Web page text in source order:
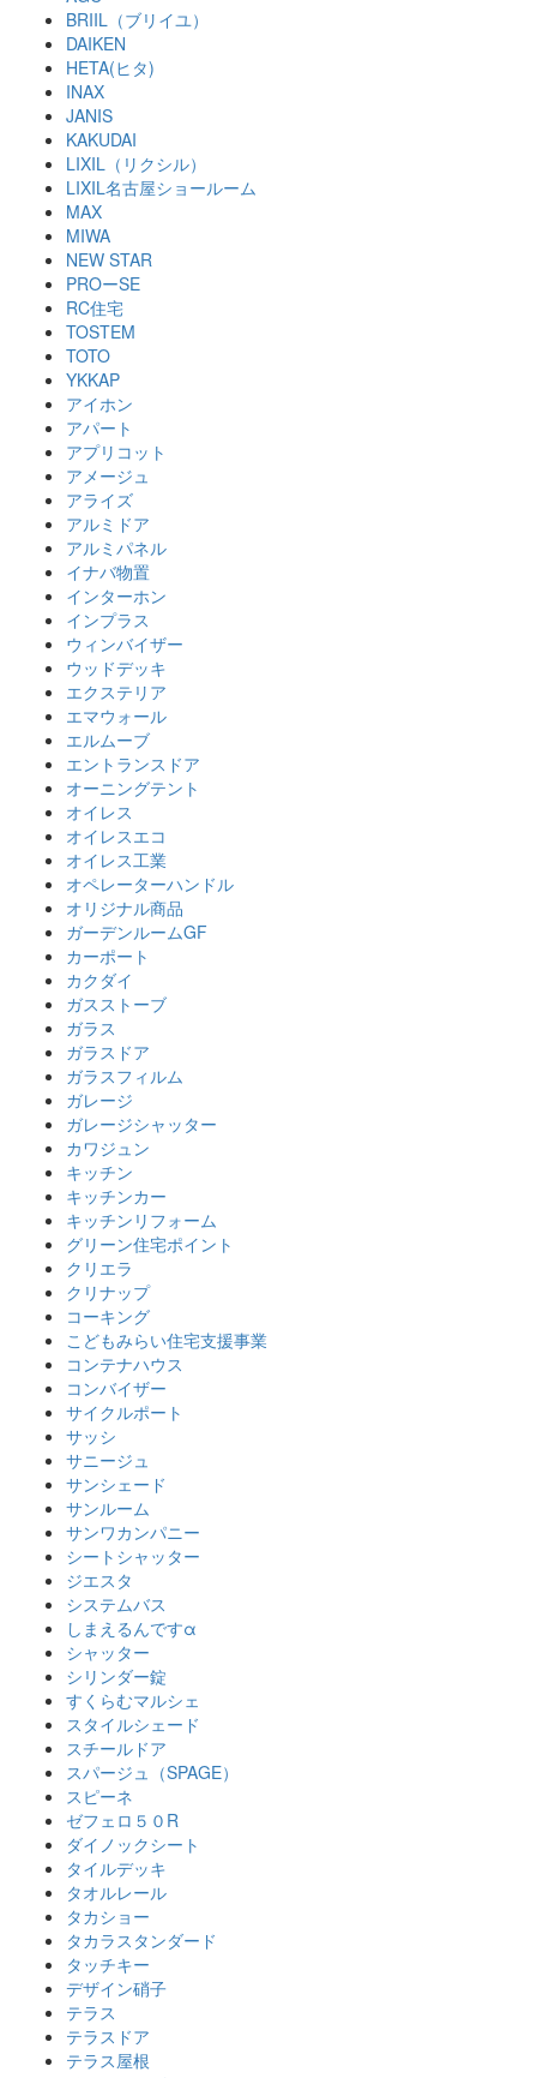
BRIIL（ブリイユ）
DAIKEN
HETA(ヒタ)
INAX
JANIS
KAKUDAI
LIXIL（リクシル）
LIXIL名古屋ショールーム
MAX
MIWA
NEW STAR
PROーSE
RC住宅
TOSTEM
TOTO
YKKAP
アイホン
アパート
アプリコット
アメージュ
アライズ
アルミドア
アルミパネル
イナバ物置
インターホン
インプラス
ウィンバイザー
ウッドデッキ
エクステリア
エマウォール
エルムーブ
エントランスドア
オーニングテント
オイレス
オイレスエコ
オイレス工業
オペレーターハンドル
オリジナル商品
ガーデンルームGF
カーポート
カクダイ
ガスストーブ
ガラス
ガラスドア
ガラスフィルム
ガレージ
ガレージシャッター
カワジュン
キッチン
キッチンカー
キッチンリフォーム
グリーン住宅ポイント
クリエラ
クリナップ
コーキング
こどもみらい住宅支援事業
コンテナハウス
コンバイザー
サイクルポート
サッシ
サニージュ
サンシェード
サンルーム
サンワカンパニー
シートシャッター
ジエスタ
システムバス
しまえるんですα
シャッター
シリンダー錠
すくらむマルシェ
スタイルシェード
スチールドア
スパージュ（SPAGE）
スピーネ
ゼフェロ５０R
ダイノックシート
タイルデッキ
タオルレール
タカショー
タカラスタンダード
タッチキー
デザイン硝子
テラス
テラスドア
テラス屋根